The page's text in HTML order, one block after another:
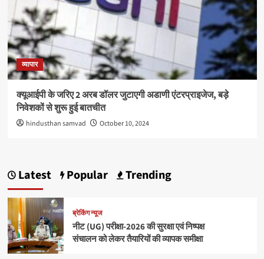
व्यापार
क्यूआईपी के जरिए 2 अरब डॉलर जुटाएगी अडाणी एंटरप्राइजेज, बड़े
निवेशकों से शुरू हुई बातचीत
hindusthan samvad October 10, 2024
Latest Popular Trending
ब्रेकिंग न्यूज
नीट (UG) परीक्षा-2026 की सुरक्षा एवं निष्पक्ष
संचालन को लेकर तैयारियों की व्यापक समीक्षा